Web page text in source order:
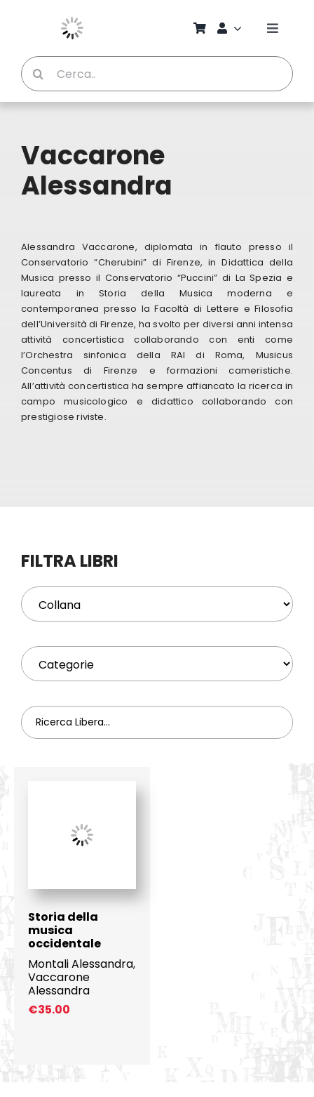
Toggle
Chi
Riviste
Eventi
Cerca
per:
Vaccarone
Alessandra
Alessandra Vaccarone, diplomata in flauto presso il
Conservatorio “Cherubini” di Firenze, in Didattica della
Musica presso il Conservatorio “Puccini” di La Spezia e
laureata in Storia della Musica moderna e
contemporanea presso la Facoltà di Lettere e Filosofia
dell’Università di Firenze, ha svolto per diversi anni intensa
attività concertistica collaborando con enti come
l’Orchestra sinfonica della RAI di Roma, Musicus
Concentus di Firenze e formazioni cameristiche.
All’attività concertistica ha sempre affiancato la ricerca in
campo musicologico e didattico collaborando con
prestigiose riviste.
FILTRA LIBRI
Storia della
musica
occidentale
Montali Alessandra,
Vaccarone
Alessandra
€35.00